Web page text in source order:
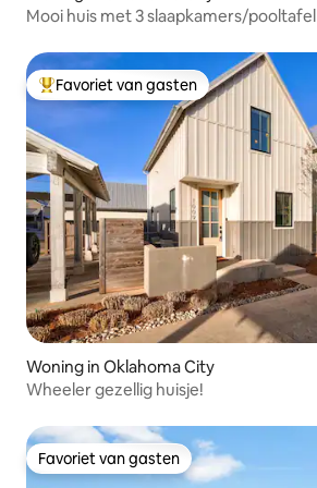
Mooi huis met 3 slaapkamers/pooltafel
Topfavoriet van gasten
Favoriet van gasten
Woning in Oklahoma City
Wheeler gezellig huisje!
Favoriet van gasten
Favoriet van gasten